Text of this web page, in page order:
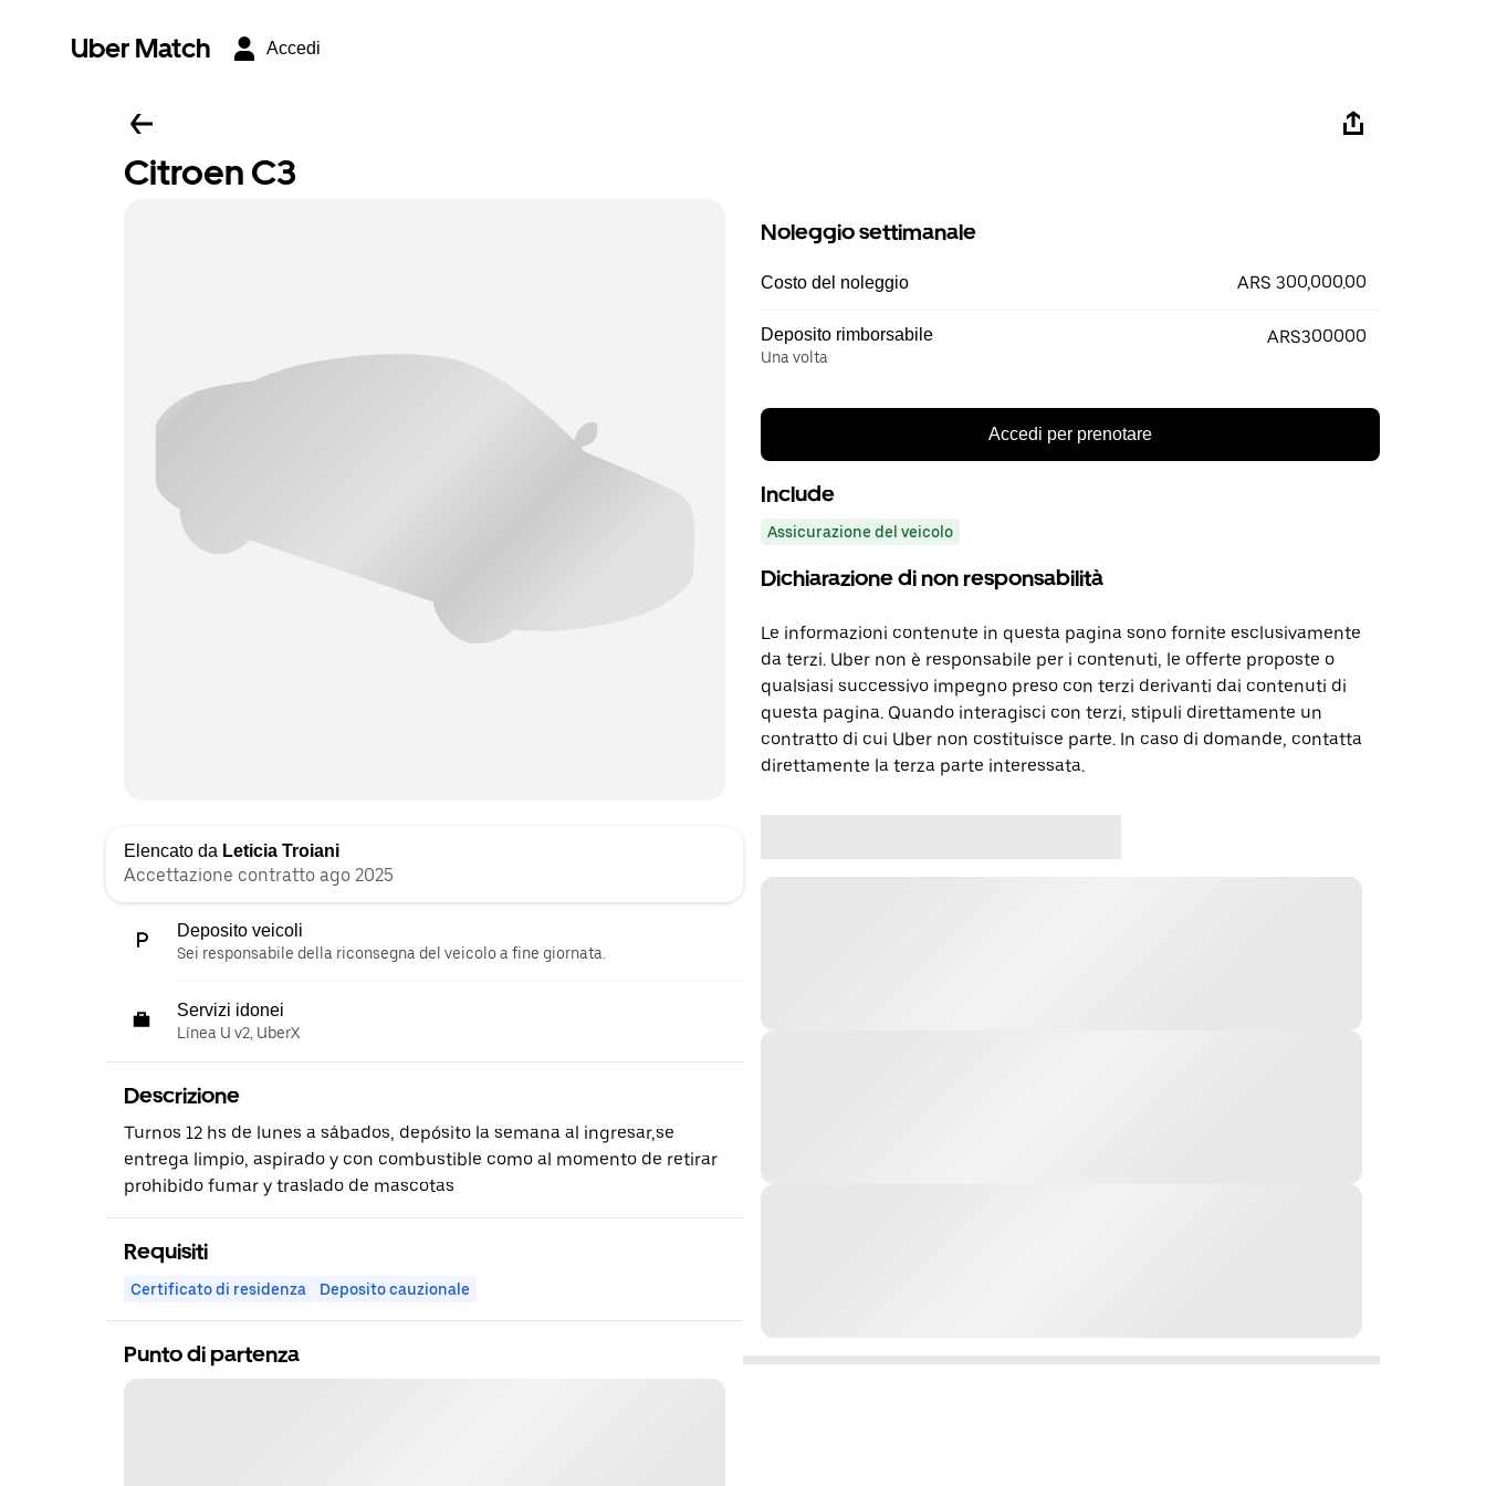
Uber Match Accedi
Citroen C3
Elencato da Leticia Troiani
Accettazione contratto ago 2025
Deposito veicoli
Sei responsabile della riconsegna del veicolo a fine giornata.
Servizi idonei
Línea U v2, UberX
Descrizione
Turnos 12 hs de lunes a sábados, depósito la semana al ingresar,se
entrega limpio, aspirado y con combustible como al momento de retirar
prohibido fumar y traslado de mascotas
Requisiti
Certificato di residenza Deposito cauzionale
Punto di partenza
Noleggio settimanale
Costo del noleggio ARS 300,000.00
Deposito rimborsabile
Una volta
ARS300000
Accedi per prenotare
Include
Assicurazione del veicolo
Dichiarazione di non responsabilità
Le informazioni contenute in questa pagina sono fornite esclusivamente
da terzi. Uber non è responsabile per i contenuti, le offerte proposte o
qualsiasi successivo impegno preso con terzi derivanti dai contenuti di
questa pagina. Quando interagisci con terzi, stipuli direttamente un
contratto di cui Uber non costituisce parte. In caso di domande, contatta
direttamente la terza parte interessata.